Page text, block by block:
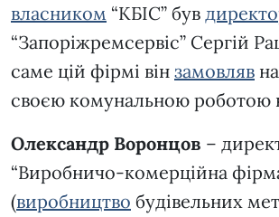
власником “КБІС” був
“Запоріжремсервіс” Сергій
саме цій фірмі він замовляв
своєю комунальною роботою
Олександр Воронцов –
“Виробничо-комерційна
(виробництво будівельних